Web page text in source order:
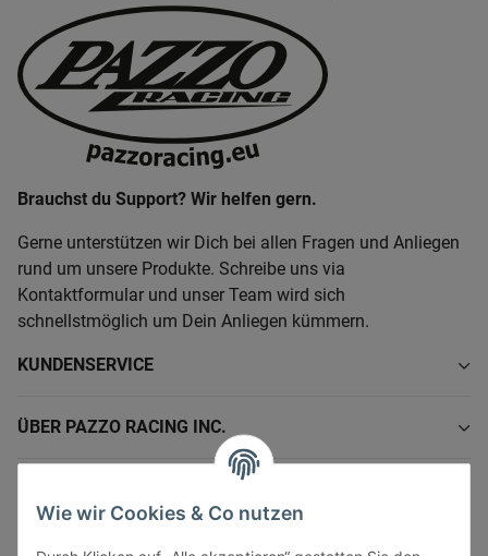
Wie wir Cookies & Co nutzen
Brauchst du Support? Wir helfen gern.
Gerne unterstützen wir Dich bei allen Fragen und Anliegen
rund um unsere Produkte. Schreibe uns via
Kontaktformular und unser Team wird sich
schnellstmöglich um Dein Anliegen kümmern.
KUNDENSERVICE
ÜBER PAZZO RACING INC.
GESETZLICHE INFORMATIONEN